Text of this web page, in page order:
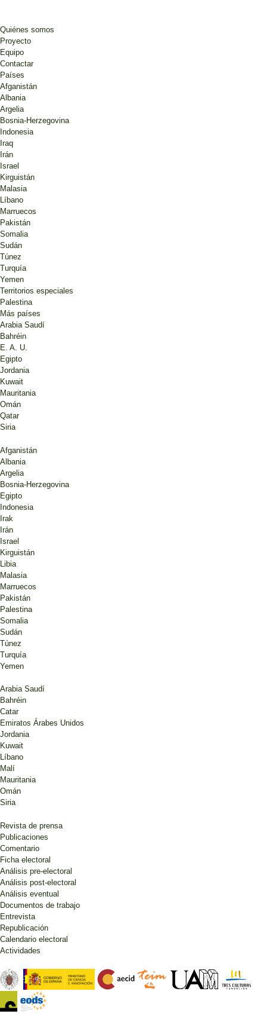
Quiénes somos
Proyecto
Equipo
Contactar
Países
Afganistán
Albania
Argelia
Bosnia-Herzegovina
Indonesia
Iraq
Irán
Israel
Kirguistán
Malasia
Líbano
Marruecos
Pakistán
Somalia
Sudán
Túnez
Turquía
Yemen
Territorios especiales
Palestina
Más países
Arabia Saudí
Bahréin
E. A. U.
Egipto
Jordania
Kuwait
Mauritania
Omán
Qatar
Siria
Afganistán
Albania
Argelia
Bosnia-Herzegovina
Egipto
Indonesia
Irak
Irán
Israel
Kirguistán
Libia
Malasia
Marruecos
Pakistán
Palestina
Somalia
Sudán
Túnez
Turquía
Yemen
Arabia Saudí
Bahréin
Catar
Emiratos Árabes Unidos
Jordania
Kuwait
Líbano
Malí
Mauritania
Omán
Siria
Revista de prensa
Publicaciones
Comentario
Ficha electoral
Análisis pre-electoral
Análisis post-electoral
Análisis eventual
Documentos de trabajo
Entrevista
Republicación
Calendario electoral
Actividades